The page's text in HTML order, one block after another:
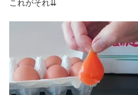
これがそれ⇊